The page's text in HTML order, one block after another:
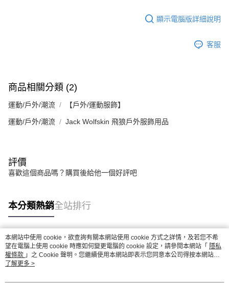
顯示電腦版詳細說明
客服
商品相關分類 (2)
運動/戶外/潮流 【戶外/運動服飾】
運動/戶外/潮流 Jack Wolfskin 飛狼戶外服飾用品
評價
喜歡這個商品嗎？購買後給他一個好評吧
本分類熱銷全站排行
熱門標籤
本網站中使用 cookie，欲查詢有關本網站使用 cookie 方式之詳情，及若您不希
望在電腦上使用 cookie 時應如何變更電腦的 cookie 設定，請參閱本網站「 隱私
權條款 」之 Cookie 聲明。您繼續使用本網站即表示您同意本公司得按本網站使
用條款之 Cookie 聲明使用 cookie。
了解更多 >